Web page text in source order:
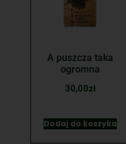
A puszcza taka
ogromna
30,00zł
Dodaj do koszyka